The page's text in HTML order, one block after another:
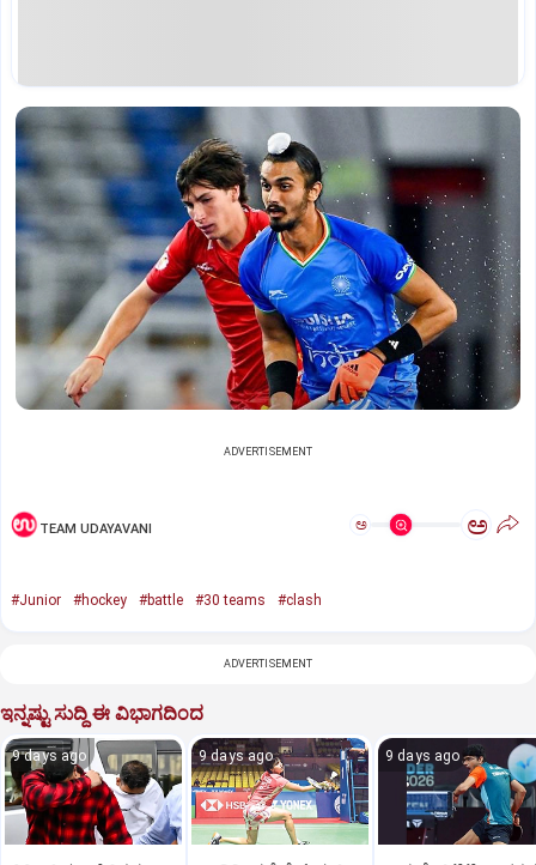
ADVERTISEMENT
TEAM UDAYAVANI ಅ ಅ
#Junior #hockey #battle #30 teams #clash
ADVERTISEMENT
ಇನ್ನಷ್ಟು ಸುದ್ದಿ ಈ ವಿಭಾಗದಿಂದ
9 days ago 9 days ago 9 days ago